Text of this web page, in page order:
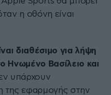
η οθόνη είναι
διαθέσιμο για λήψη
Ηνωμένο Βασίλειο και
υπάρχουν
της εφαρμογής στην